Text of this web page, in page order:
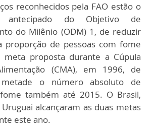
reconhecidos pela FAO estão o
antecipado do Objetivo de
do Milênio (ODM) 1, de reduzir
proporção de pessoas com fome
proposta durante a Cúpula
(CMA), em 1996, de
o número absoluto de
também até 2015. O Brasil,
alcançaram as duas metas
este ano.